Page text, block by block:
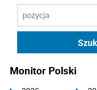
Monitor Polski